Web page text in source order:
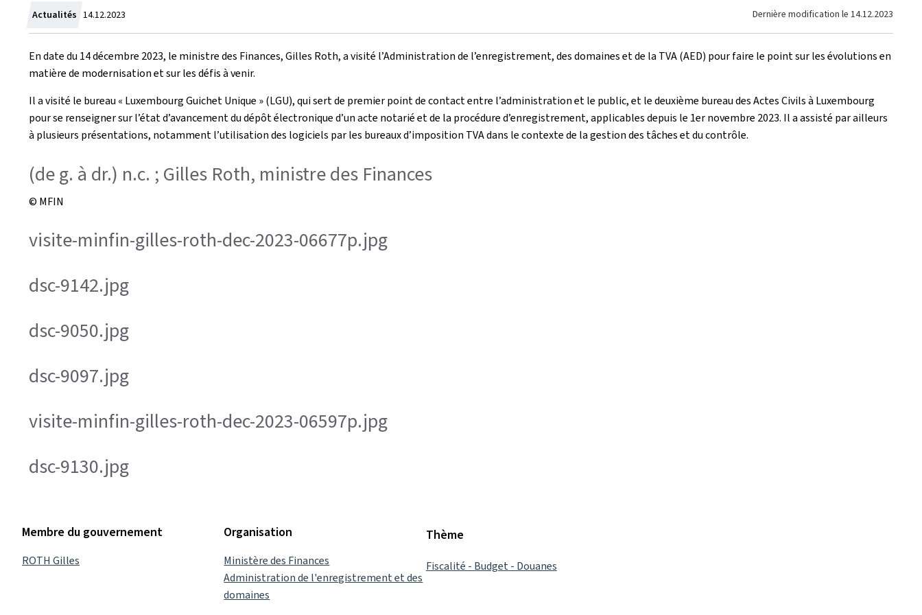
Actualités Crée
le
14.12.2023 Dernière modification le 14.12.2023
En date du 14 décembre 2023, le ministre des Finances, Gilles Roth, a visité l’Administration de l’enregistrement, des domaines et de la TVA (AED) pour faire le point sur les évolutions en
matière de modernisation et sur les défis à venir.
Il a visité le bureau « Luxembourg Guichet Unique » (LGU), qui sert de premier point de contact entre l’administration et le public, et le deuxième bureau des Actes Civils à Luxembourg
pour se renseigner sur l’état d’avancement du dépôt électronique d’un acte notarié et de la procédure d’enregistrement, applicables depuis le 1er novembre 2023. Il a assisté par ailleurs
à plusieurs présentations, notamment l’utilisation des logiciels par les bureaux d’imposition TVA dans le contexte de la gestion des tâches et du contrôle.
(de g. à dr.) n.c. ; Gilles Roth, ministre des Finances
© MFIN
visite-minfin-gilles-roth-dec-2023-06677p.jpg
dsc-9142.jpg
dsc-9050.jpg
dsc-9097.jpg
visite-minfin-gilles-roth-dec-2023-06597p.jpg
dsc-9130.jpg
Membre du gouvernement
ROTH Gilles
Organisation
Ministère des Finances
Administration de l'enregistrement et des
domaines
Thème
Fiscalité - Budget - Douanes